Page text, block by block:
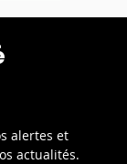
alertes et
actualités.